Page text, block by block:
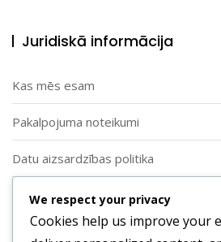
Juridiskā informācija
Kas mēs esam
Pakalpojuma noteikumi
Datu aizsardzības politika
Sīkdatņu politika
Sazinieties ar mums
We respect your privacy
Cookies help us improve your